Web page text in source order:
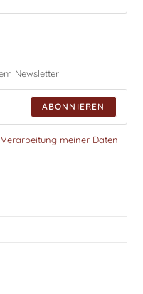
Newsletter
ABONNIEREN
meiner Daten